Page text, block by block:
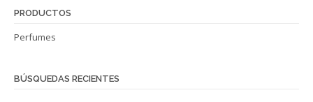
PRODUCTOS
Perfumes
BÚSQUEDAS RECIENTES